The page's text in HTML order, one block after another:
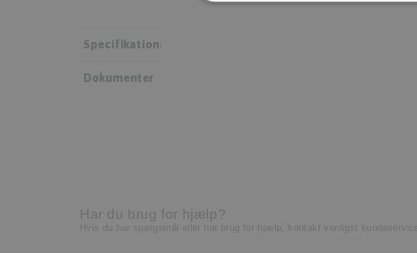
Specifikationer
Dokumenter
Har du brug for hjælp?
Hvis du har spørgsmål eller har brug for hjælp, kontakt venligst